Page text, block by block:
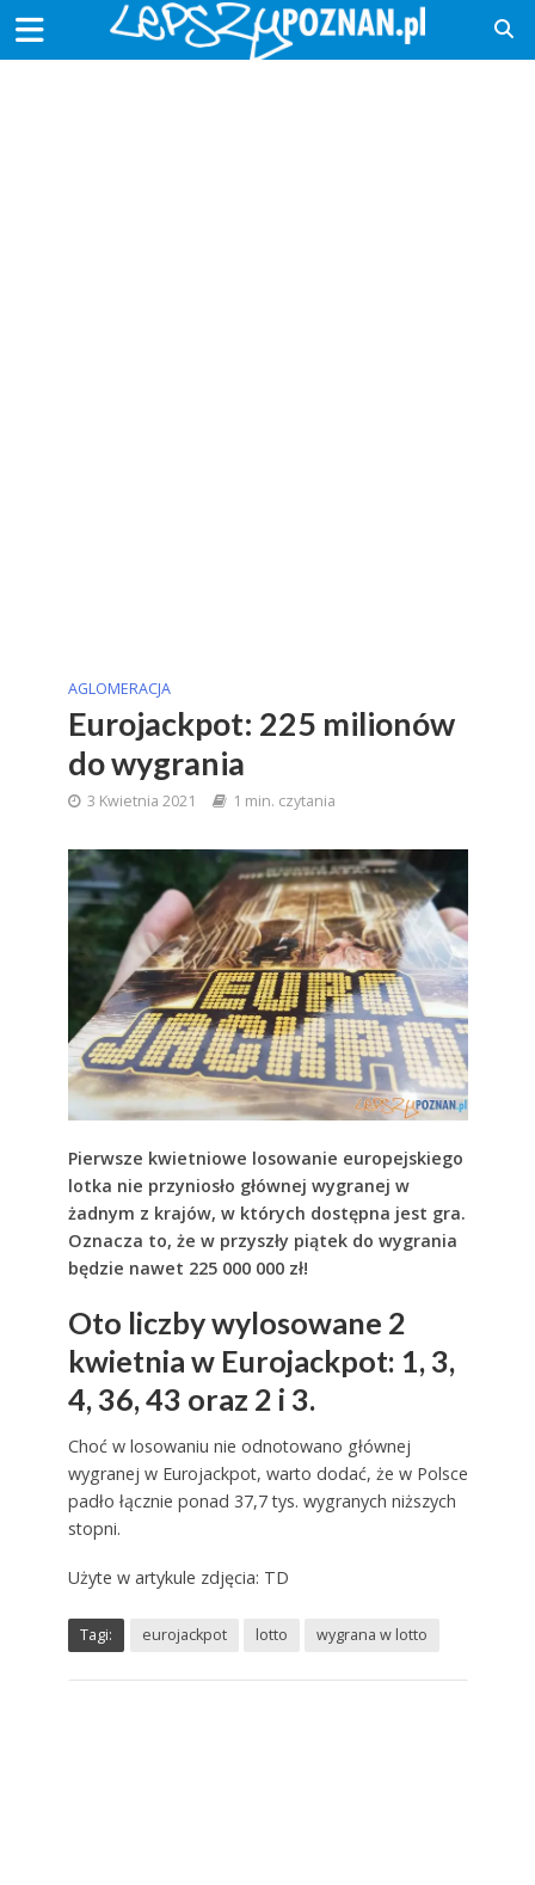
AGLOMERACJA
Eurojackpot: 225 milionów
do wygrania
3 Kwietnia 2021 1 min. czytania
Pierwsze kwietniowe losowanie europejskiego
lotka nie przyniosło głównej wygranej w
żadnym z krajów, w których dostępna jest gra.
Oznacza to, że w przyszły piątek do wygrania
będzie nawet 225 000 000 zł!
Oto liczby wylosowane 2
kwietnia w Eurojackpot: 1, 3,
4, 36, 43 oraz 2 i 3.
Choć w losowaniu nie odnotowano głównej
wygranej w Eurojackpot, warto dodać, że w Polsce
padło łącznie ponad 37,7 tys. wygranych niższych
stopni.
Użyte w artykule zdjęcia: TD
Tagi: eurojackpot lotto wygrana w lotto